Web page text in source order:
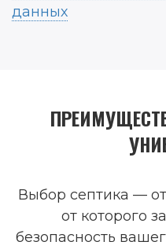
данных
Выбор септика —
от которого
безопасность